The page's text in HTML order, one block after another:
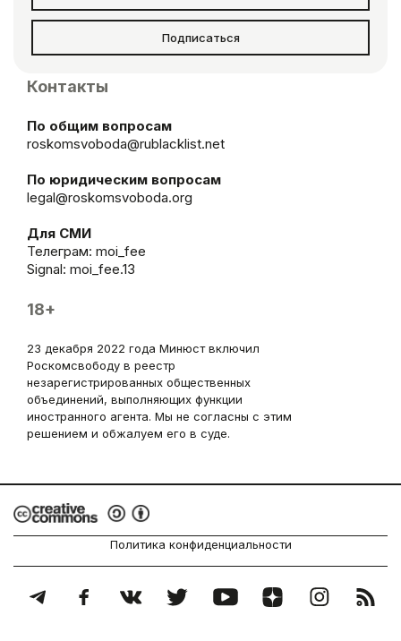
Подписаться
Контакты
По общим вопросам
roskomsvoboda@rublacklist.net
По юридическим вопросам
legal@roskomsvoboda.org
Для СМИ
Телеграм: moi_fee
Signal: moi_fee.13
18+
23 декабря 2022 года Минюст включил
Роскомсвободу в реестр
незарегистрированных общественных
объединений, выполняющих функции
иностранного агента. Мы не согласны с этим
решением и обжалуем его в суде.
Политика конфиденциальности